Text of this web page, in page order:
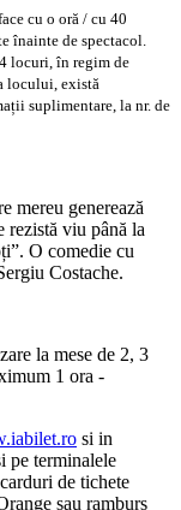
cu o oră / cu 40
înainte de spectacol.
locuri, în regim de
locului, există
suplimentare, la nr. de
mereu generează
rezistă viu până la
O comedie cu
Costache.
la mese de 2, 3
1 ora -
si in
pe terminalele
de tichete
sau ramburs